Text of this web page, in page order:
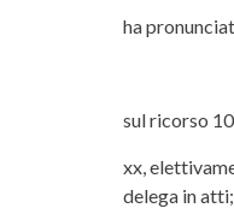
ha
sul ricorso
xx,
delega in atti;